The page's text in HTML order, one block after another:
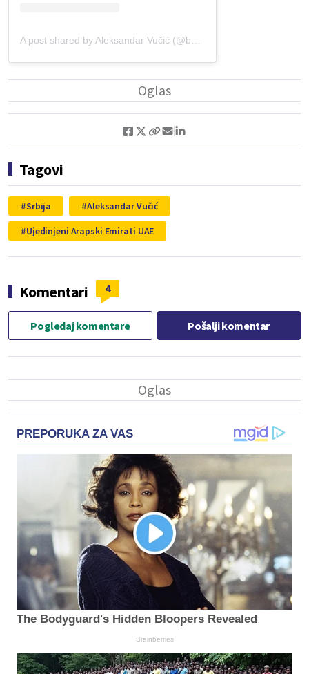
Tagovi
Srbija
Aleksandar Vučić
Ujedinjeni Arapski Emirati UAE
Komentari 4
Pogledaj komentare Pošalji komentar
PREPORUKA ZA VAS
The Bodyguard's Hidden Bloopers Revealed
Brainberries